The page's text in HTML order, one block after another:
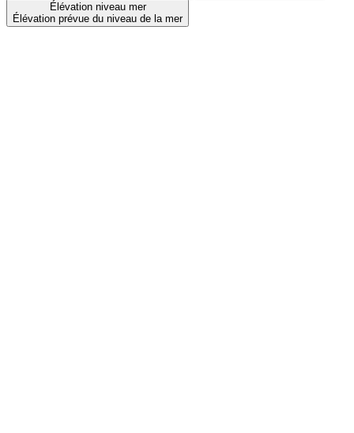
Élévation niveau mer
Élévation prévue du niveau de la mer